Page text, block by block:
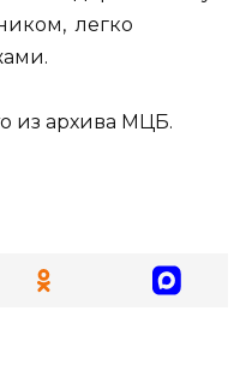
легко
из архива МЦБ.